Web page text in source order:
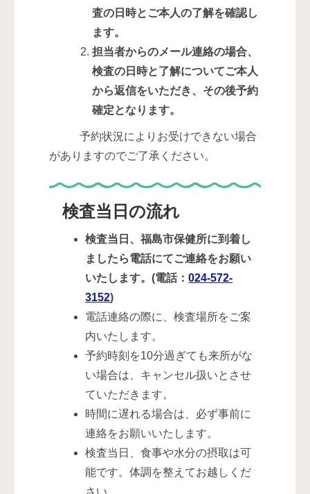
査の日時とご本人の了解を確認し
ます。
担当者からのメール連絡の場合、
検査の日時と了解についてご本人
から返信をいただき、その後予約
確定となります。
予約状況によりお受けできない場合
がありますのでご了承ください。
検査当日の流れ
検査当日、福島市保健所に到着し
ましたら電話にてご連絡をお願い
いたします。(電話：024-572-
3152)
電話連絡の際に、検査場所をご案
内いたします。
予約時刻を10分過ぎても来所がな
い場合は、キャンセル扱いとさせ
ていただきます。
時間に遅れる場合は、必ず事前に
連絡をお願いいたします。
検査当日、食事や水分の摂取は可
能です。体調を整えてお越しくだ
さい。